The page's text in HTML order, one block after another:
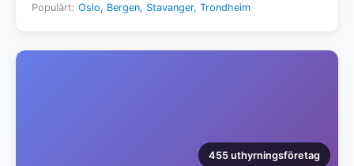
Populärt: Oslo, Bergen, Stavanger, Trondheim
455 uthyrningsföretag